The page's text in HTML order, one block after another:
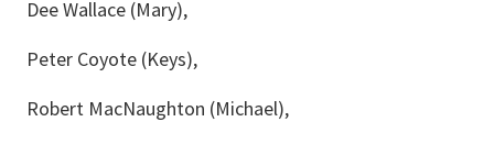
Dee Wallace (Mary),
Peter Coyote (Keys),
Robert MacNaughton (Michael),